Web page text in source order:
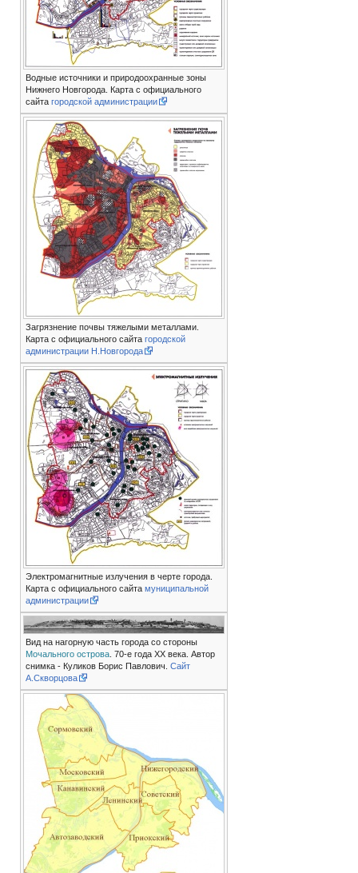
Водные источники и природоохранные зоны
Нижнего Новгорода. Карта с официального
сайта городской администрации
Загрязнение почвы тяжелыми металлами.
Карта с официального сайта городской
администрации Н.Новгорода
Электромагнитные излучения в черте города.
Карта с официального сайта муниципальной
администрации
Вид на нагорную часть города со стороны
Мочального острова. 70-е года ХХ века. Автор
снимка - Куликов Борис Павлович. Сайт
А.Скворцова